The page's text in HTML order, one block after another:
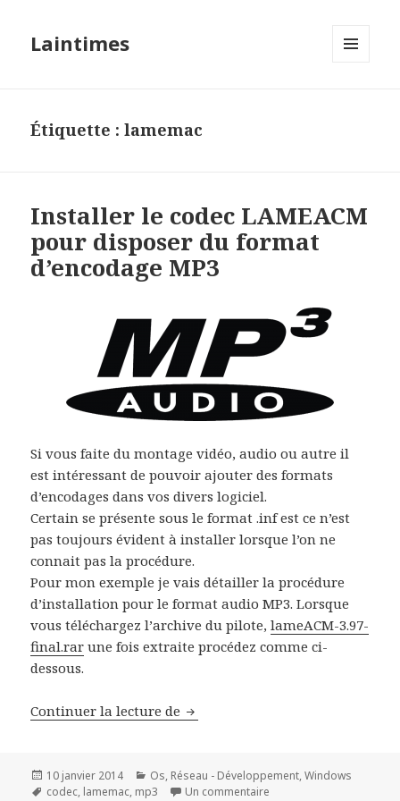
Laintimes
Étiquette :lamemac
Installer le codec LAMEACM
pour disposer du format
d’encodage MP3
Si vous faite du montage vidéo, audio ou autre il
est intéressant de pouvoir ajouter des formats
d’encodages dans vos divers logiciel.
Certain se présente sous le format .inf est ce n’est
pas toujours évident à installer lorsque l’on ne
connait pas la procédure.
Pour mon exemple je vais détailler la procédure
d’installation pour le format audio MP3. Lorsque
vous téléchargez l’archive du pilote,lameACM-3.97-
final.rar une fois extraite procédez comme ci-
dessous.
Continuer la lecture de Installer le codec LAMEACM
Publié
le
10 janvier 2014 Catégories
Os, Réseau - Développement,Windows
Mots-
codec, lamemac, mp3 Un commentaire